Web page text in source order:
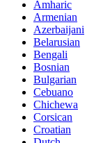
Amharic
Armenian
Azerbaijani
Belarusian
Bengali
Bosnian
Bulgarian
Cebuano
Chichewa
Corsican
Croatian